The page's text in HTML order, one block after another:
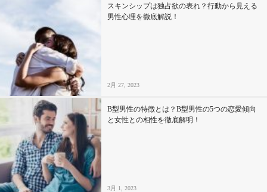
スキンシップは独占欲の表れ？行動から見える
男性心理を徹底解説！
2月 27, 2023
B型男性の特徴とは？B型男性の5つの恋愛傾向
と女性との相性を徹底解明！
3月 1, 2023